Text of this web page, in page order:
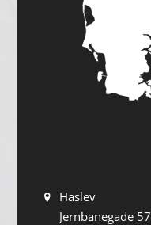
Haslev
Jernbanegade 57